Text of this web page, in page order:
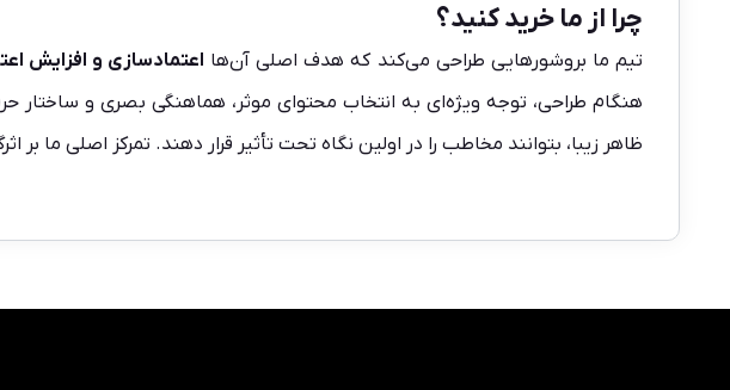
چرا از ما خرید کنید؟
تیم ما بروشورهایی طراحی می‌کند که هدف اصلی آن‌ها اعتمادسازی و افزایش
هنگام طراحی، توجه ویژه‌ای به انتخاب محتوای موثر، هماهنگی بصری و ساختار
ظاهر زیبا، بتوانند مخاطب را در اولین نگاه تحت تأثیر قرار دهند. تمرکز اصلی ما